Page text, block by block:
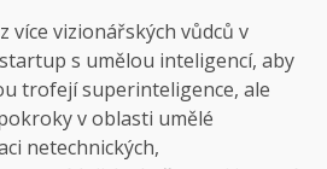
více vizionářských vůdců v
s umělou inteligencí, aby
trofejí superinteligence, ale
v oblasti umělé
netechnických,